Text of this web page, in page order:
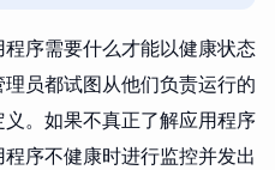
序需要什么才能以健康状态
员都试图从他们负责运行的
。如果不真正了解应用程序
序不健康时进行监控并发出